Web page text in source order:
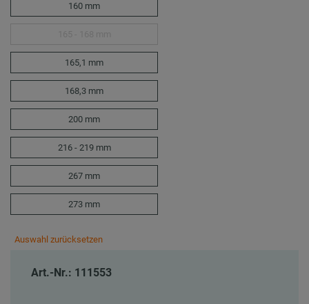
160 mm
165,1 mm
168,3 mm
200 mm
216 - 219 mm
267 mm
273 mm
Auswahl zurücksetzen
Art.-Nr.: 111553